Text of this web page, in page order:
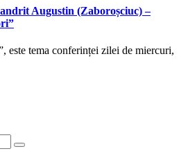
Augustin (Zaboroșciuc) –
este tema conferinței zilei de miercuri,